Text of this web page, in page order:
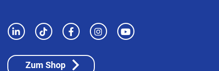
Zum Shop